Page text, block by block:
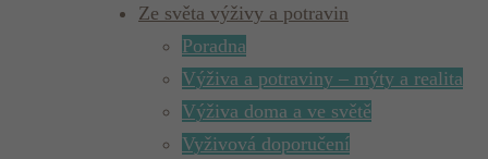
Ze světa výživy a potravin
Poradna
Výživa a potraviny – mýty a realita
Výživa doma a ve světě
Vyživová doporučení